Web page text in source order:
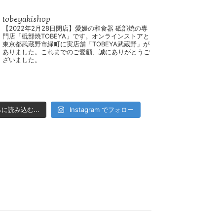
tobeyakishop
【2022年2月28日閉店】愛媛の和食器 砥部焼の専
門店「砥部焼TOBEYA」です。オンラインストアと
東京都武蔵野市緑町に実店舗「TOBEYA武蔵野」が
ありました。これまでのご愛顧、誠にありがとうご
ざいました。
読み込む... Instagram でフォロー